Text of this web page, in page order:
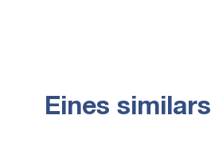
Eines similars